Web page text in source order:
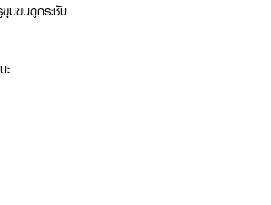
มขนดูกระชับ
ะ